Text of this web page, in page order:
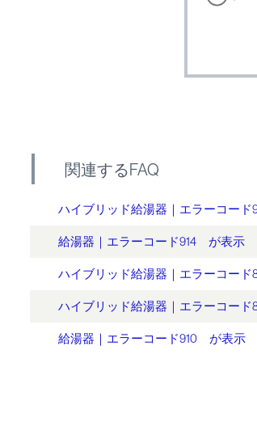
関連するFAQ
ハイブリッド給湯器｜エラーコー
給湯器｜エラーコード914 が表示
ハイブリッド給湯器｜エラーコー
ハイブリッド給湯器｜エラーコー
給湯器｜エラーコード910 が表示